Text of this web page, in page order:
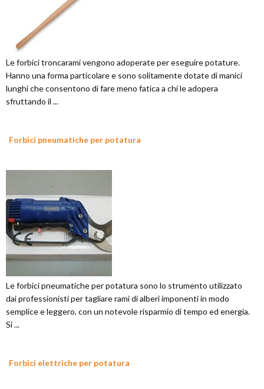
Le forbici troncarami vengono adoperate per eseguire potature.
Hanno una forma particolare e sono solitamente dotate di manici
lunghi che consentono di fare meno fatica a chi le adopera
sfruttando il ...
Forbici pneumatiche per potatura
Le forbici pneumatiche per potatura sono lo strumento utilizzato
dai professionisti per tagliare rami di alberi imponenti in modo
semplice e leggero, con un notevole risparmio di tempo ed energia.
Si ...
Forbici elettriche per potatura